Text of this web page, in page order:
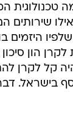
היזמים
לקרן הון
קל לקרן
בישראל.